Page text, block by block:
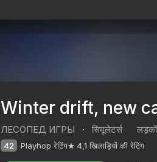
Winter drift, new
ЛЕСОПЕД ИГРЫ · सिमूलेटर्स
42 Playhop रेटिंग 4,1 खिलाड़ियों की रेटिंग